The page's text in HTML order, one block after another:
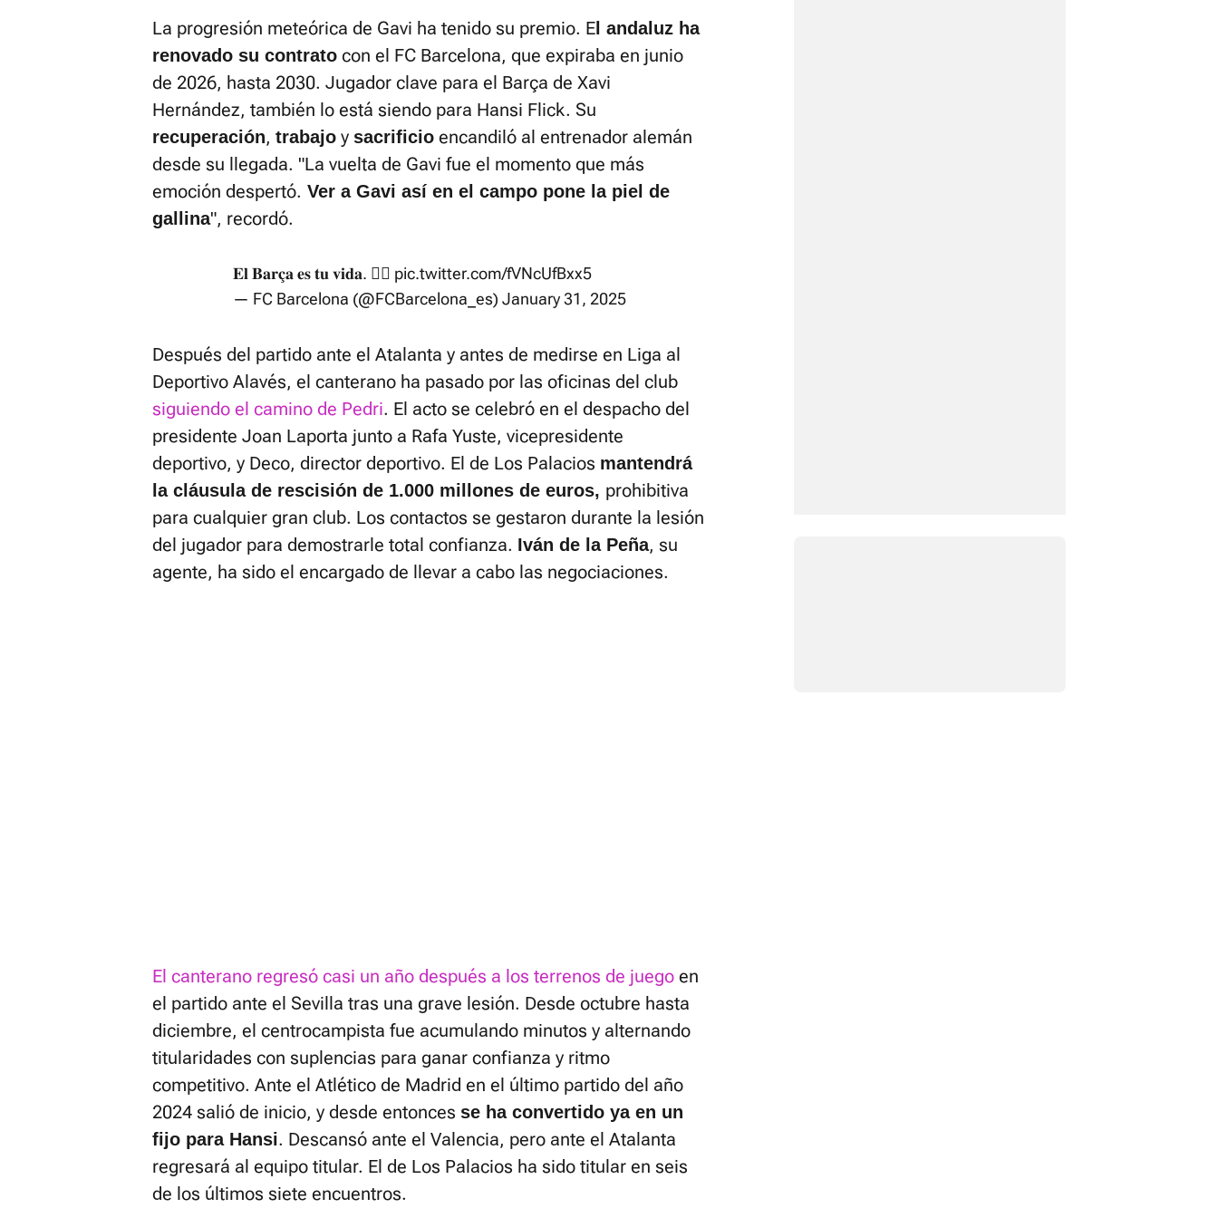
La progresión meteórica de Gavi ha tenido su premio. E l andaluz ha
renovado su contrato con el FC Barcelona, que expiraba en junio
de 2026, hasta 2030. Jugador clave para el Barça de Xavi
Hernández, también lo está siendo para Hansi Flick. Su
recuperación, trabajo y sacrificio encandiló al entrenador alemán
desde su llegada. "La vuelta de Gavi fue el momento que más
emoción despertó. Ver a Gavi así en el campo pone la piel de
gallina", recordó.
𝐄𝐥 𝐁𝐚𝐫𝐜̧𝐚 𝐞𝐬 𝐭𝐮 𝐯𝐢𝐝𝐚. ❤️‍🔥 pic.twitter.com/fVNcUfBxx5
— FC Barcelona (@FCBarcelona_es) January 31, 2025
Después del partido ante el Atalanta y antes de medirse en Liga al
Deportivo Alavés, el canterano ha pasado por las oficinas del club
siguiendo el camino de Pedri. El acto se celebró en el despacho del
presidente Joan Laporta junto a Rafa Yuste, vicepresidente
deportivo, y Deco, director deportivo. El de Los Palacios mantendrá
la cláusula de rescisión de 1.000 millones de euros, prohibitiva
para cualquier gran club. Los contactos se gestaron durante la lesión
del jugador para demostrarle total confianza. Iván de la Peña, su
agente, ha sido el encargado de llevar a cabo las negociaciones.
El canterano regresó casi un año después a los terrenos de juego en
el partido ante el Sevilla tras una grave lesión. Desde octubre hasta
diciembre, el centrocampista fue acumulando minutos y alternando
titularidades con suplencias para ganar confianza y ritmo
competitivo. Ante el Atlético de Madrid en el último partido del año
2024 salió de inicio, y desde entonces se ha convertido ya en un
fijo para Hansi. Descansó ante el Valencia, pero ante el Atalanta
regresará al equipo titular. El de Los Palacios ha sido titular en seis
de los últimos siete encuentros.